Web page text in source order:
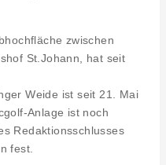
zwischen
St.Johann, hat seit
Weide ist seit 21. Mai
Anlage ist noch
Redaktionsschlusses
fest.